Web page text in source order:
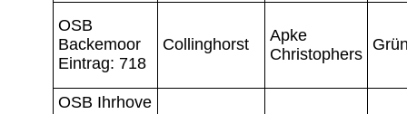
OSB
Backemoor
Eintrag: 718
Collinghorst
Apke
Christophers
OSB Ihrhove